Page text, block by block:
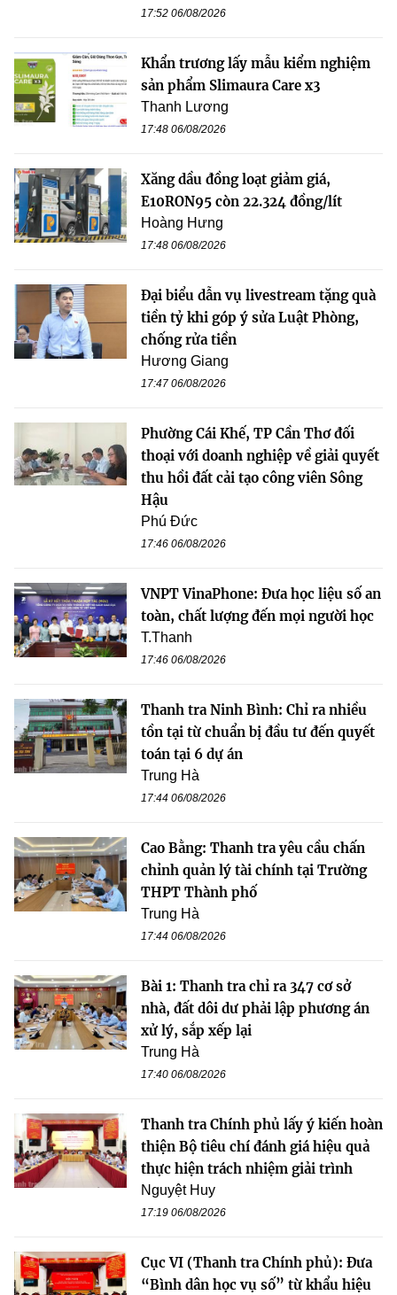
17:52 06/08/2026
Khẩn trương lấy mẫu kiểm nghiệm
sản phẩm Slimaura Care x3
Thanh Lương
17:48 06/08/2026
Xăng dầu đồng loạt giảm giá,
E10RON95 còn 22.324 đồng/lít
Hoàng Hưng
17:48 06/08/2026
Đại biểu dẫn vụ livestream tặng quà
tiền tỷ khi góp ý sửa Luật Phòng,
chống rửa tiền
Hương Giang
17:47 06/08/2026
Phường Cái Khế, TP Cần Thơ đối
thoại với doanh nghiệp về giải quyết
thu hồi đất cải tạo công viên Sông
Hậu
Phú Đức
17:46 06/08/2026
VNPT VinaPhone: Đưa học liệu số an
toàn, chất lượng đến mọi người học
T.Thanh
17:46 06/08/2026
Thanh tra Ninh Bình: Chỉ ra nhiều
tồn tại từ chuẩn bị đầu tư đến quyết
toán tại 6 dự án
Trung Hà
17:44 06/08/2026
Cao Bằng: Thanh tra yêu cầu chấn
chỉnh quản lý tài chính tại Trường
THPT Thành phố
Trung Hà
17:44 06/08/2026
Bài 1: Thanh tra chỉ ra 347 cơ sở
nhà, đất dôi dư phải lập phương án
xử lý, sắp xếp lại
Trung Hà
17:40 06/08/2026
Thanh tra Chính phủ lấy ý kiến hoàn
thiện Bộ tiêu chí đánh giá hiệu quả
thực hiện trách nhiệm giải trình
Nguyệt Huy
17:19 06/08/2026
Cục VI (Thanh tra Chính phủ): Đưa
“Bình dân học vụ số” từ khẩu hiệu